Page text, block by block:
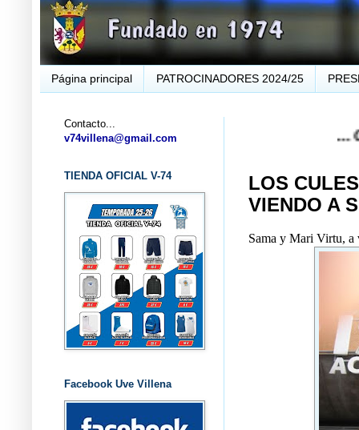
Página principal PATROCINADORES 2024/25
... CLUB
LOS
VIENDO A
Sama y Mari Virtu, a
Contacto...
v74villena@gmail.com
TIENDA OFICIAL V-74
Facebook Uve Villena